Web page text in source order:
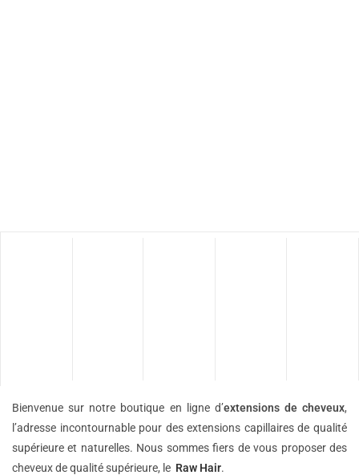
Bienvenue sur notre boutique en ligne d’extensions decheveux,
l’adresse incontournable pour des extensions capillaires de qualité
supérieure et naturelles. Nous sommes fiers de vous proposer des
cheveux de qualité supérieure, le Raw Hair.